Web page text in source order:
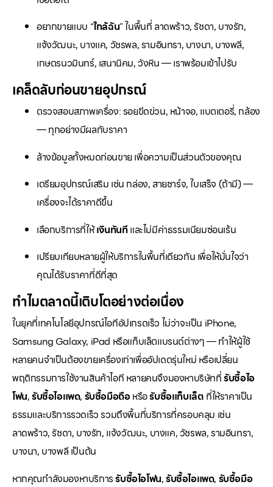
อยากขายแบบ “ใกล้ฉัน” ในพื้นที่ ลาดพร้าว, รัชดา, บางรัก,
แจ้งวัฒนะ, บางแค, วัชรพล, รามอินทรา, บางนา, บางพลี,
เกษตรนวมินทร์, เสนานิคม, วังหิน — เราพร้อมเข้าไปรับ
เคล็ดลับก่อนขายอุปกรณ์
ตรวจสอบสภาพเครื่อง: รอยขีดข่วน, หน้าจอ, แบตเตอรี่, กล้อง
— ทุกอย่างมีผลกับราคา
ล้างข้อมูลทั้งหมดก่อนขาย เพื่อความเป็นส่วนตัวของคุณ
เตรียมอุปกรณ์เสริม เช่น กล่อง, สายชาร์จ, ใบเสร็จ (ถ้ามี) —
เครื่องจะได้ราคาดีขึ้น
เลือกบริการที่ให้เงินทันทีและไม่มีค่าธรรมเนียมซ่อนเร้น
เปรียบเทียบหลายผู้ให้บริการในพื้นที่เดียวกัน เพื่อให้มั่นใจว่า
คุณได้รับราคาที่ดีที่สุด
ทำไมตลาดนี้เติบโตอย่างต่อเนื่อง
ในยุคที่เทคโนโลยีอุปกรณ์ไอทีอัปเกรดเร็ว ไม่ว่าจะเป็น iPhone,
Samsung Galaxy, iPad หรือแท็บเล็ตแบรนด์ต่างๆ — ทำให้ผู้ใช้
หลายคนจำเป็นต้องขายเครื่องเก่าเพื่ออัปเดตรุ่นใหม่ หรือเปลี่ยน
พฤติกรรมการใช้งานสินค้าไอที หลายคนจึงมองหาบริษัทที่รับซื้อไอ
โฟน,รับซื้อไอแพด, รับซื้อมือถือหรือรับซื้อแท็บเล็ต ที่ให้ราคาเป็น
ธรรมและบริการรวดเร็ว รวมถึงพื้นที่บริการที่ครอบคลุม เช่น
ลาดพร้าว, รัชดา, บางรัก, แจ้งวัฒนะ, บางแค, วัชรพล, รามอินทรา,
บางนา, บางพลี เป็นต้น
หากคุณกำลังมองหาบริการรับซื้อไอโฟน,รับซื้อไอแพด, รับซื้อมือ